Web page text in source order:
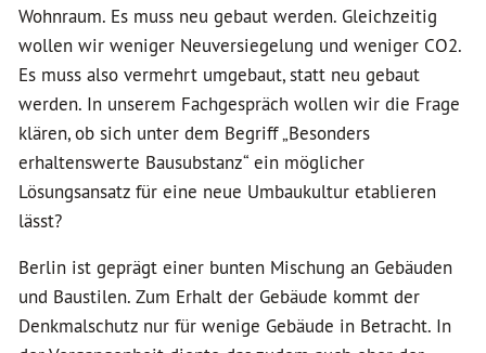
Wohnraum. Es muss neu gebaut werden. Gleichzeitig
wollen wir weniger Neuversiegelung und weniger CO2.
Es muss also vermehrt umgebaut, statt neu gebaut
werden. In unserem Fachgespräch wollen wir die Frage
klären, ob sich unter dem Begriff „Besonders
erhaltenswerte Bausubstanz“ ein möglicher
Lösungsansatz für eine neue Umbaukultur etablieren
lässt?
Berlin ist geprägt einer bunten Mischung an Gebäuden
und Baustilen. Zum Erhalt der Gebäude kommt der
Denkmalschutz nur für wenige Gebäude in Betracht. In